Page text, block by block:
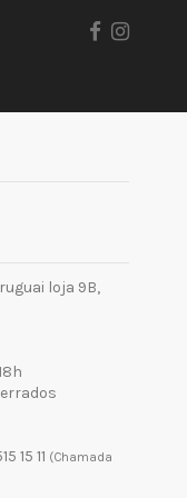
loja 9B,
15 11 (Chamada